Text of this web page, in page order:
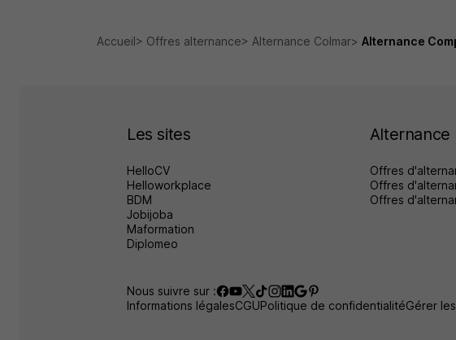
Accueil Offres alternance Alternance Colmar Alternance
Les sites
HelloCV
Helloworkplace
BDM
Jobijoba
Maformation
Diplomeo
Alternance
Offres
Offres
Offres
Nous suivre sur :
Informations légalesCGUPolitique de confidentialitéGérer